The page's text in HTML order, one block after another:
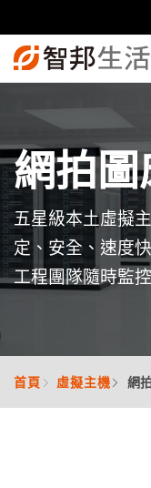
網拍圖
五星級本土虛擬
定、安全、速度
工程團隊隨時監控
首頁 虛擬主機 網